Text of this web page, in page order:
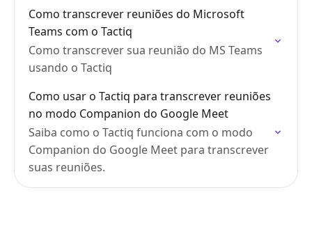
Como transcrever reuniões do Microsoft
Teams com o Tactiq
Como transcrever sua reunião do MS Teams
usando o Tactiq
Como usar o Tactiq para transcrever reuniões
no modo Companion do Google Meet
Saiba como o Tactiq funciona com o modo
Companion do Google Meet para transcrever
suas reuniões.